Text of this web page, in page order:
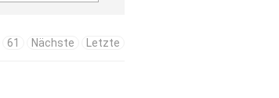
61 Nächste Letzte